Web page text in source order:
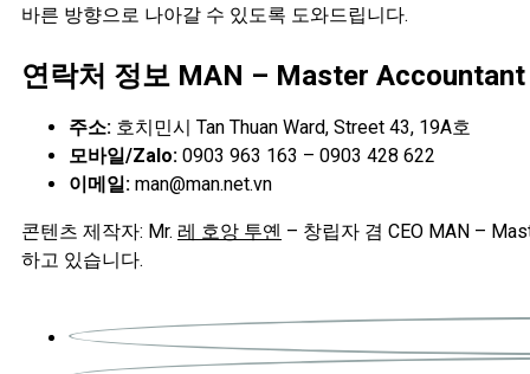
바른 방향으로 나아갈 수 있도록 도와드립니다.
연락처 정보 MAN – Master
주소: 호치민시 Tan Thuan Ward, Street 43, 19A호
모바일/Zalo: 0903 963 163 – 0903 428 622
이메일: man@man.net.vn
콘텐츠 제작자: Mr. 레 호앙 투옌 – 창립자 겸 CEO MAN –
하고 있습니다.